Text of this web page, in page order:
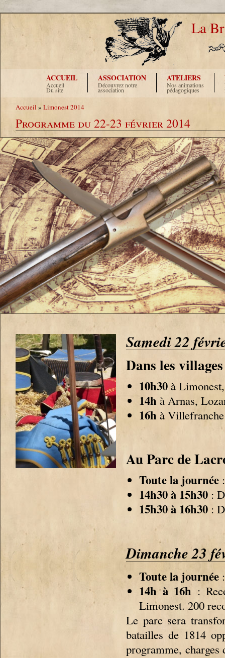
La
ACCUEIL
Accueil
Du site
ASSOCIATION
Découvrez notre
association
ATELIERS
Nos animations
pédagogiques
Accueil » Limonest 2014
Programme du 22-23 février 2014
Samedi 22
Dans les
10h30 à
14h à Arnas,
16h à
Au Parc de
Toute la journée
14h30 à 15h30 :
15h30 à 16h30 :
Dimanche 23
Toute la journée
14h à 16h :
Limonest. 200
Le parc sera
batailles de 1814
programme,